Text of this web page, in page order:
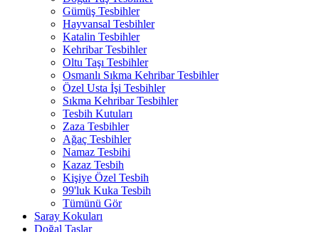
Gümüş Tesbihler
Hayvansal Tesbihler
Katalin Tesbihler
Kehribar Tesbihler
Oltu Taşı Tesbihler
Osmanlı Sıkma Kehribar Tesbihler
Özel Usta İşi Tesbihler
Sıkma Kehribar Tesbihler
Tesbih Kutuları
Zaza Tesbihler
Ağaç Tesbihler
Namaz Tesbihi
Kazaz Tesbih
Kişiye Özel Tesbih
99'luk Kuka Tesbih
Tümünü Gör
Saray Kokuları
Doğal Taşlar